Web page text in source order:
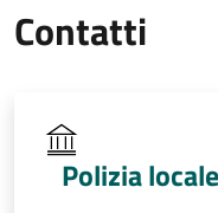
Contatti
Polizia locale